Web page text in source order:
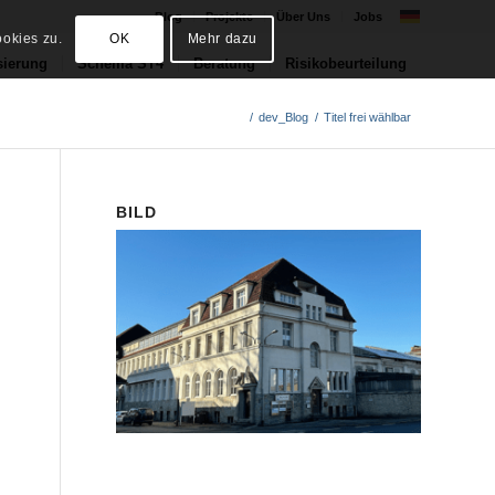
Blog Projekte Über Uns Jobs
Schema ST4 Beratung Risikobeurteilung
/ dev_Blog / Titel frei wählbar
BILD
zu. OK Mehr dazu